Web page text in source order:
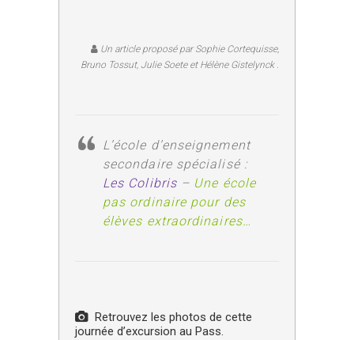
Un article proposé par Sophie Cortequisse,
Bruno Tossut, Julie Soete et Hélène Gistelynck .
L’école d’enseignement
secondaire spécialisé :
Les Colibris– Une école
pas ordinaire pour des
élèves extraordinaires…
Retrouvez les photos de cette
journée d’excursion au Pass.